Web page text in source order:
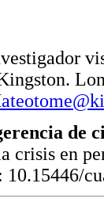
de
crisis en
10.15446/